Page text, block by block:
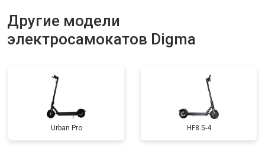
Другие модели
электросамокатов Digma
Urban Pro HF8.5-4